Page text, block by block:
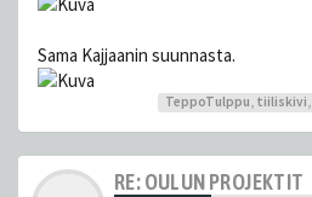
Sama Kajjaanin suunnasta.
TeppoTulppu, tiiliskivi
RE: OULUN PROJEKTIT